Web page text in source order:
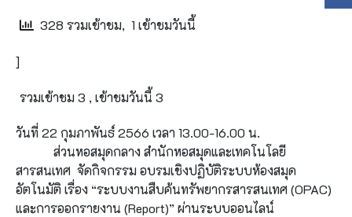
328 รวมเข้าชม, 1 เข้าชมวันนี้
]
รวมเข้าชม 3 , เข้าชมวันนี้ 3
วันที่ 22 กุมภาพันธ์ 2566 เวลา 13.00-16.00 น.
ส่วนหอสมุดกลาง สำนักหอสมุดและเทคโนโลยี
สารสนเทศ จัดกิจกรรม อบรมเชิงปฏิบัติระบบห้องสมุด
อัตโนมัติ เรื่อง “ระบบงานสืบค้นทรัพยากรสารสนเทศ (OPAC)
และการออกรายงาน (Report)” ผ่านระบบออนไลน์